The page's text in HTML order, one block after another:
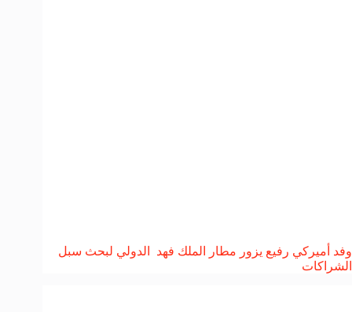
وفد أميركي رفيع يزور مطار الملك فهد الدولي لبحث سبل
الشراكات